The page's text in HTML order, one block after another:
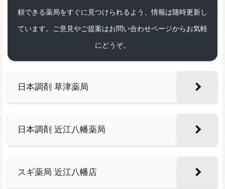
頼できる薬局をすぐに見つけられるよう、情報は随時更新し
ています。ご意見やご提案はお問い合わせページからお気軽
にどうぞ。
日本調剤 草津薬局
日本調剤 近江八幡薬局
スギ薬局 近江八幡店